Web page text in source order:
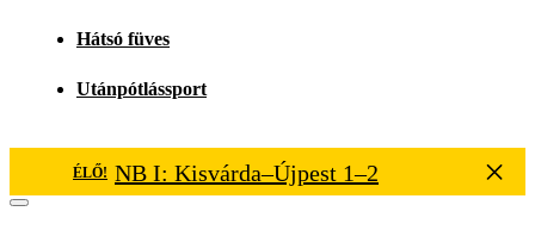
Hátsó füves
Utánpótlássport
ÉLŐ! NB I: Kisvárda–Újpest 1–2